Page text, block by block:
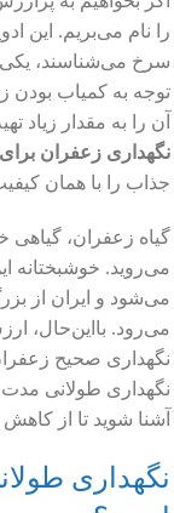
را نام می‌بریم. این
سرخ می‌شناسند، یکی
توجه به کمیاب
آن را به مقدار زیاد
نگهداری زعفران
جذاب را با همان
گیاه زعفران،
می‌روید. خوشبختانه
می‌شود و ایران از
می‌رود. بااین‌حال،
نگهداری صحیح
نگهداری طولانی مدت
آشنا شوید تا از
نگهداری